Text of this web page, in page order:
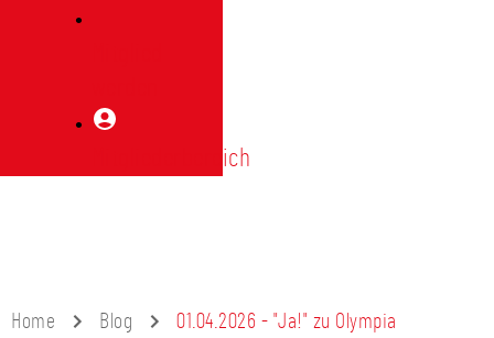
Mitgliederbereich
Home Blog 01.04.2026 - "Ja!" zu Olympia